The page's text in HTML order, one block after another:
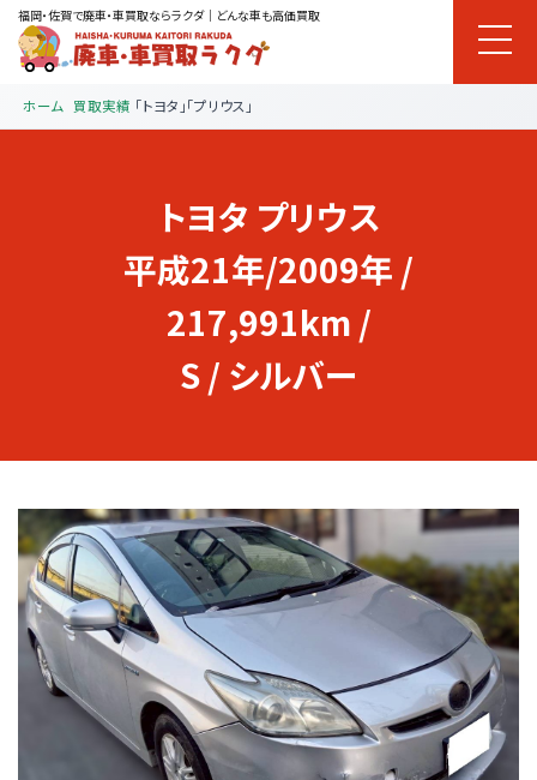
福岡・佐賀で廃車・車買取ならラクダ｜どんな車も高価買取
ホーム 買取実績 「トヨタ」「プリウス」
トヨタ プリウス
平成21年/2009年 /
217,991km /
S / シルバー